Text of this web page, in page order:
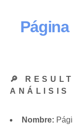
🔎
ANÁLISIS
Nombre: